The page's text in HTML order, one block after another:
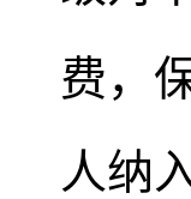
费，
人纳